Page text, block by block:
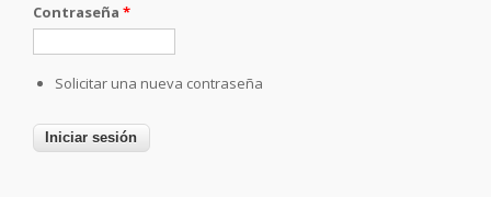
Contraseña *
Solicitar una nueva contraseña